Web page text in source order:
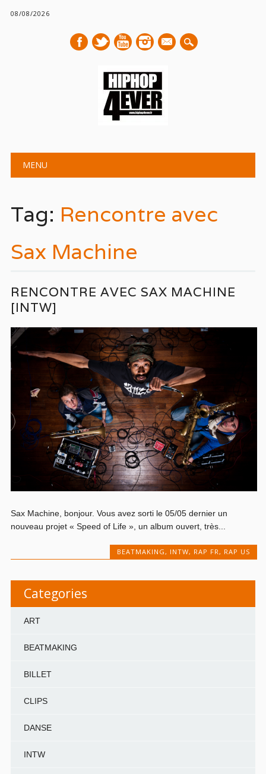
08/08/2026
mail
Main menu
MENU
Tag: Rencontre avec
Sax Machine
RENCONTRE AVEC SAX MACHINE
[INTW]
Sax Machine, bonjour. Vous avez sorti le 05/05 dernier un
nouveau projet « Speed of Life », un album ouvert, très...
BEATMAKING , INTW, RAP FR , RAP US
Categories
ART
BEATMAKING
BILLET
CLIPS
DANSE
INTW